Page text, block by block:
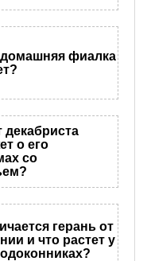
фиалка
декабриста
о его
со
герань от
и что растет у